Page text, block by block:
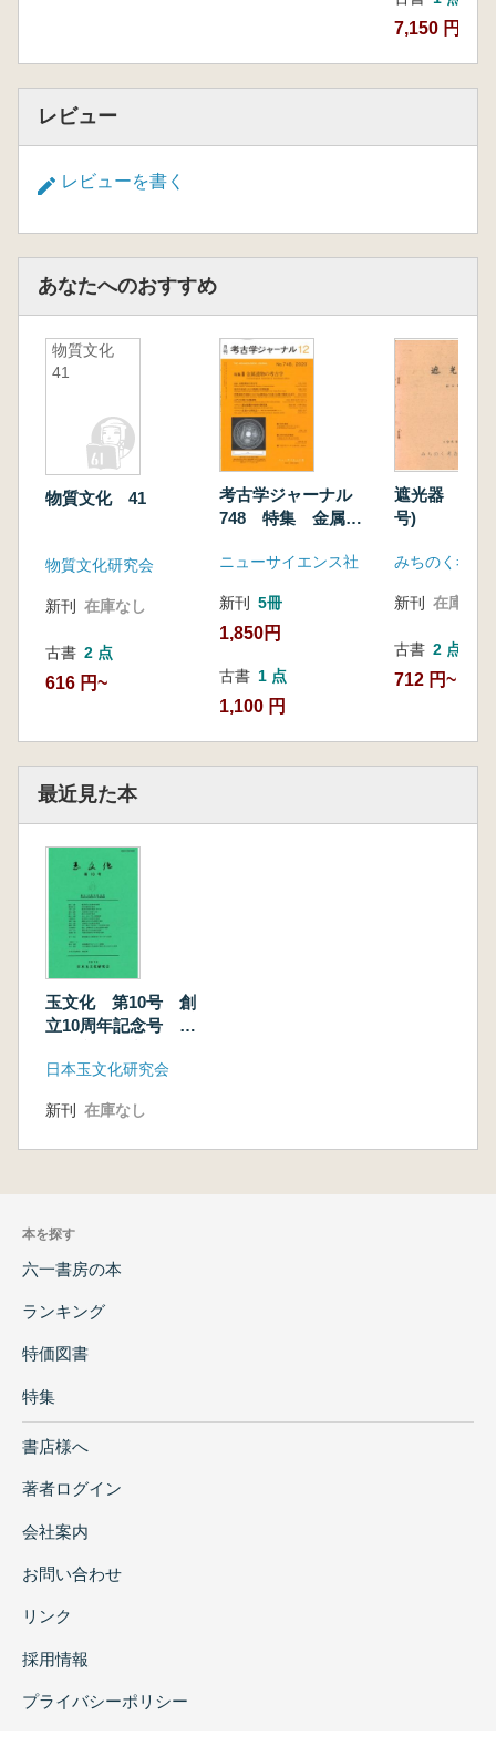
7,150 円
レビュー
レビューを書く
あなたへのおすすめ
物質文化
41
物質文化 41
物質文化研究会
新刊 在庫なし
古書 2 点
616 円~
考古学ジャーナル
748 特集 金属遺
ニューサイエンス社
新刊 5冊
1,850円
古書 1 点
1,100 円
遮光器 創刊
号)
みちのく考古
新刊 在庫なし
古書 2 点
712 円~
最近見た本
玉文化 第10号 創
立10周年記念号 日
紀展望
日本玉文化研究会
新刊 在庫なし
本を探す
六一書房の本
ランキング
特価図書
特集
書店様へ
著者ログイン
会社案内
お問い合わせ
リンク
採用情報
プライバシーポリシー